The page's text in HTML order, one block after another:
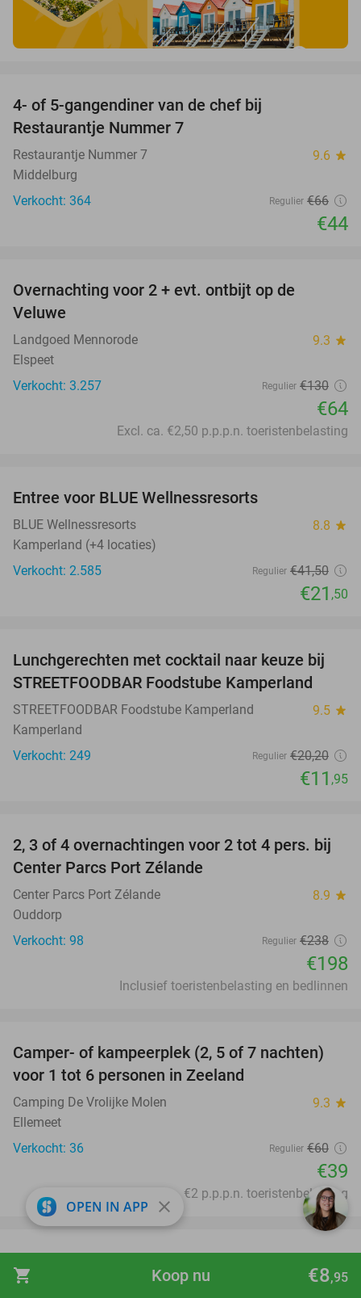
shopping_cart €8,95
Koop nu
4- of 5-gangendiner van de chef bij
Restaurantje Nummer 7
Restaurantje Nummer 7 9.6 star
Middelburg
Verkocht: 364
Regulier €66
€44
Overnachting voor 2 + evt. ontbijt op de
Veluwe
Landgoed Mennorode 9.3 star
Elspeet
Verkocht: 3.257
Regulier €130
€64
Excl. ca. €2,50 p.p.p.n. toeristenbelasting
Entree voor BLUE Wellnessresorts
BLUE Wellnessresorts 8.8 star
Kamperland (+4 locaties)
Verkocht: 2.585
Regulier €41,50
€21 ,50
41%
Lunchgerechten met cocktail naar keuze bij
STREETFOODBAR Foodstube Kamperland
STREETFOODBAR Foodstube Kamperland 9.5 star
Kamperland
Verkocht: 249
Regulier €20,20
€11 ,95
17%
2, 3 of 4 overnachtingen voor 2 tot 4 pers. bij
Center Parcs Port Zélande
Center Parcs Port Zélande 8.9 star
Ouddorp
Verkocht: 98
Regulier €238
€198
Inclusief toeristenbelasting en bedlinnen
35%
Camper- of kampeerplek (2, 5 of 7 nachten)
voor 1 tot 6 personen in Zeeland
Camping De Vrolijke Molen 9.3 star
Ellemeet
Verkocht: 36
Regulier €60
€39
Excl. ca. €2 p.p.p.n. toeristenbelasting
55%
favorite_border
bij Fletcher Hotels
OPEN IN APP close